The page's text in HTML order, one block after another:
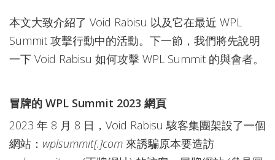
本文大致介紹了 Void Rabisu 以及它在最近 WPL
Summit 攻擊行動中的活動。下一節，我們將先說明
一下 Void Rabisu 如何攻擊 WPL Summit 的與會者。
冒牌的 WPL Summit 2023 網頁
2023 年 8 月 8 日，Void Rabisu 駭客集團架設了一個
網站： wplsummit[.]com 來誘騙原本要造訪